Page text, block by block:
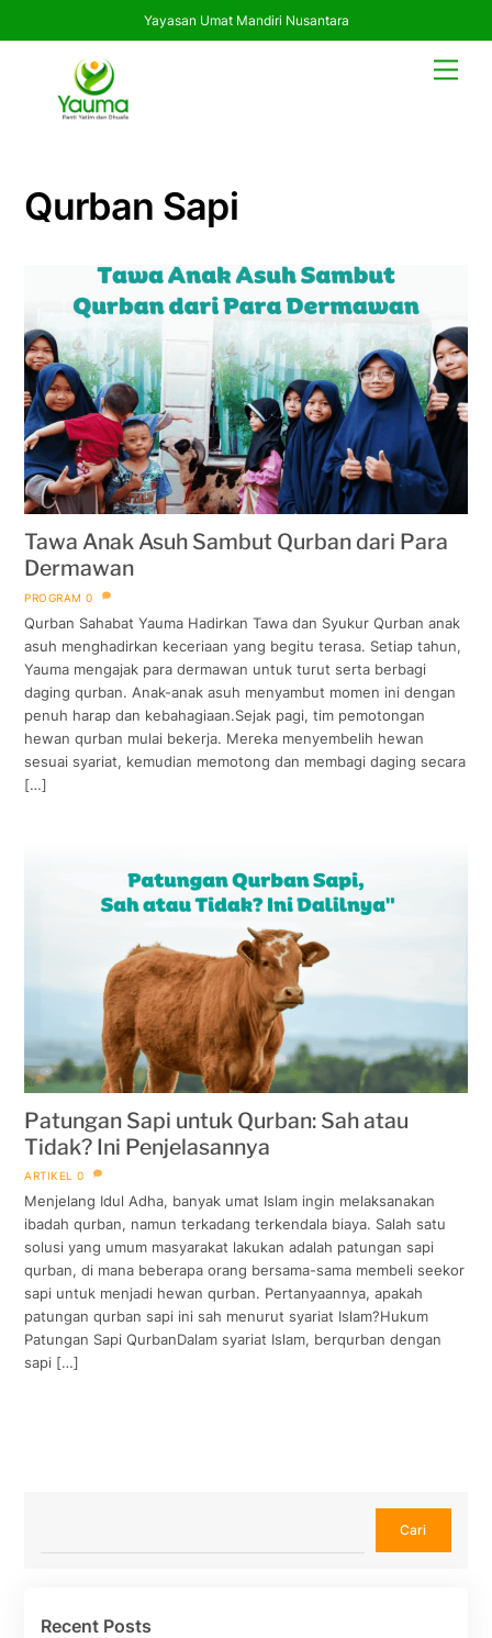
Yayasan Umat Mandiri Nusantara
Qurban Sapi
Tawa Anak Asuh Sambut Qurban dari Para
Dermawan
PROGRAM 0
Qurban Sahabat Yauma Hadirkan Tawa dan Syukur Qurban anak
asuh menghadirkan keceriaan yang begitu terasa. Setiap tahun,
Yauma mengajak para dermawan untuk turut serta berbagi
daging qurban. Anak-anak asuh menyambut momen ini dengan
penuh harap dan kebahagiaan.Sejak pagi, tim pemotongan
hewan qurban mulai bekerja. Mereka menyembelih hewan
sesuai syariat, kemudian memotong dan membagi daging secara
[…]
Patungan Sapi untuk Qurban: Sah atau
Tidak? Ini Penjelasannya
ARTIKEL 0
Menjelang Idul Adha, banyak umat Islam ingin melaksanakan
ibadah qurban, namun terkadang terkendala biaya. Salah satu
solusi yang umum masyarakat lakukan adalah patungan sapi
qurban, di mana beberapa orang bersama-sama membeli seekor
sapi untuk menjadi hewan qurban. Pertanyaannya, apakah
patungan qurban sapi ini sah menurut syariat Islam?Hukum
Patungan Sapi QurbanDalam syariat Islam, berqurban dengan
sapi […]
Cari
Recent Posts